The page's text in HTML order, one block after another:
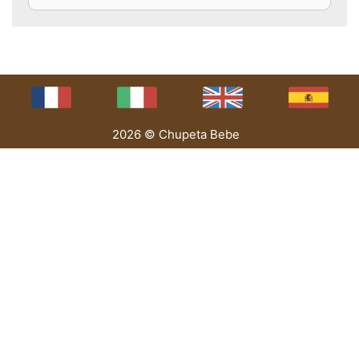
2026 © Chupeta Bebe